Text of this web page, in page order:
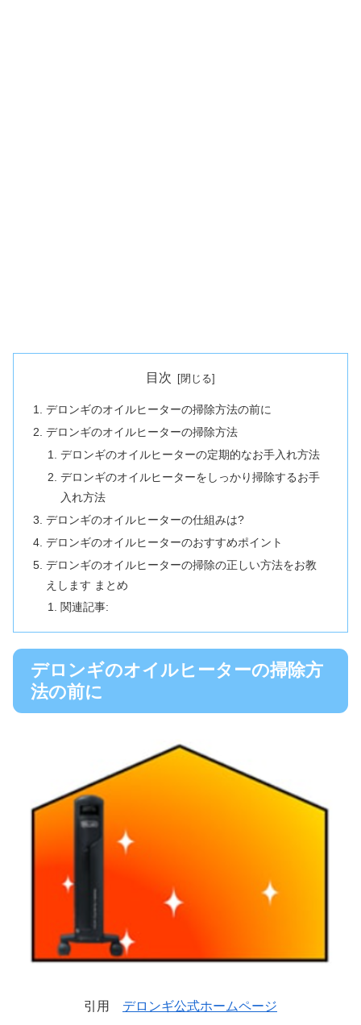
目次
デロンギのオイルヒーターの掃除方法の前に
デロンギのオイルヒーターの掃除方法
デロンギのオイルヒーターの定期的なお手入れ方法
デロンギのオイルヒーターをしっかり掃除するお手
入れ方法
デロンギのオイルヒーターの仕組みは?
デロンギのオイルヒーターのおすすめポイント
デロンギのオイルヒーターの掃除の正しい方法をお教
えします まとめ
関連記事:
デロンギのオイルヒーターの掃除方
法の前に
引用 デロンギ公式ホームページ